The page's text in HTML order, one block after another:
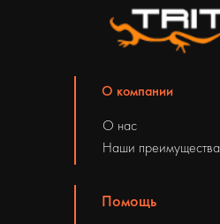
О компании
О нас
Наши преимущества
Помощь